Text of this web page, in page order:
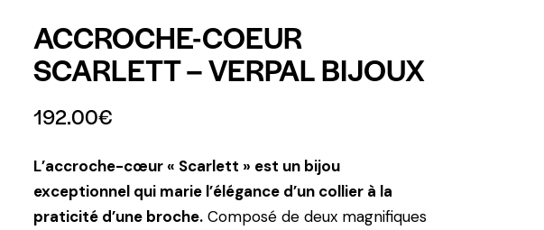
ACCROCHE-COEUR
SCARLETT – VERPAL BIJOUX
192.00€
L’accroche-cœur « Scarlett » est un bijou
exceptionnel qui marie l’élégance d’un collier à la
praticité d’une broche. Composé de deux magnifiques